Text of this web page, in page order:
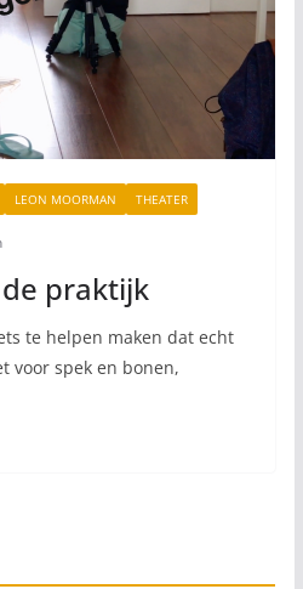
LEON MOORMAN THEATER
praktijk
te helpen maken dat echt
voor spek en bonen,